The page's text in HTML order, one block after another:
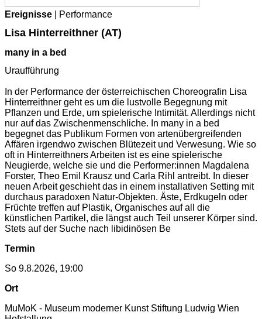
Ereignisse | Performance
Lisa Hinterreithner (AT)
many in a bed
Uraufführung
In der Performance der österreichischen Choreografin Lisa
Hinterreithner geht es um die lustvolle Begegnung mit
Pflanzen und Erde, um spielerische Intimität. Allerdings nicht
nur auf das Zwischenmenschliche. In many in a bed
begegnet das Publikum Formen von artenübergreifenden
Affären irgendwo zwischen Blütezeit und Verwesung. Wie so
oft in Hinterreithners Arbeiten ist es eine spielerische
Neugierde, welche sie und die Performer:innen Magdalena
Forster, Theo Emil Krausz und Carla Rihl antreibt. In dieser
neuen Arbeit geschieht das in einem installativen Setting mit
durchaus paradoxen Natur-Objekten. Äste, Erdkugeln oder
Früchte treffen auf Plastik, Organisches auf all die
künstlichen Partikel, die längst auch Teil unserer Körper sind.
Stets auf der Suche nach libidinösen Be
Termin
So 9.8.2026, 19:00
Ort
MuMoK - Museum moderner Kunst Stiftung Ludwig Wien